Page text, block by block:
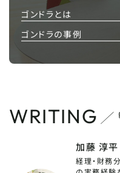
ゴンドラとは
ゴンドラの事例
WRITING
加藤 淳平
経理・財務